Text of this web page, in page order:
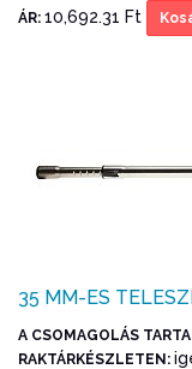
ÁR: 10,692.31 Ft
35 MM-ES
A CSOMAGOLÁS
RAKTÁRKÉSZLETEN: